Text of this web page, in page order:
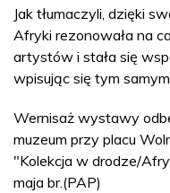
Jak tłumaczyli, dzięki
Afryki rezonowała na
artystów i stała się
wpisując się tym
Wernisaż wystawy
muzeum przy placu
"Kolekcja w drodze/
maja br.(PAP)